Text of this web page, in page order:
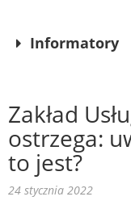
Informatory
Zakład
ostrzega:
to jest?
24 stycznia 2022